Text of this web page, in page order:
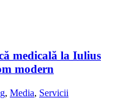
medicală la Iulius
modern
, Media, Servicii